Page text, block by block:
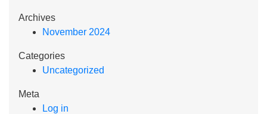
Archives
November 2024
Categories
Uncategorized
Meta
Log in